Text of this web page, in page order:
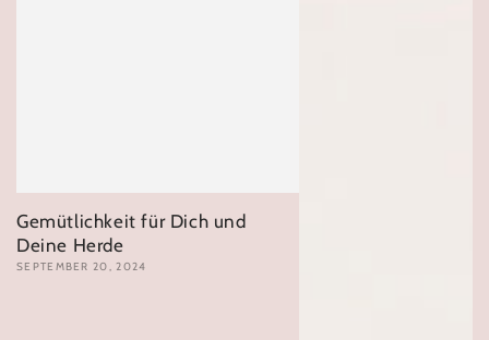
Gemütlichkeit für Dich und
Deine Herde
SEPTEMBER 20, 2024